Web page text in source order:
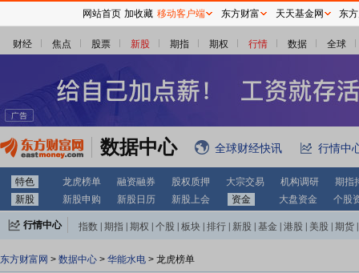
财经 焦点 股票 新股 期指 期权 行情 数据 全球
数据中心 全球财经快讯 行情中
特色 龙虎榜单 融资融券 股权质押 大宗交易 机构调研
期指
新股
新股申购 新股日历 新股上会 资金 大盘资金 个股
行情中心 指数 期指 期权 个股 板块 排行 新股 基金 港股 美股 期货
东方财富网 > 数据中心 > 华能水电 > 龙虎榜单
网站首页 加收藏 移动客户端 东方财富 天天基金网 东